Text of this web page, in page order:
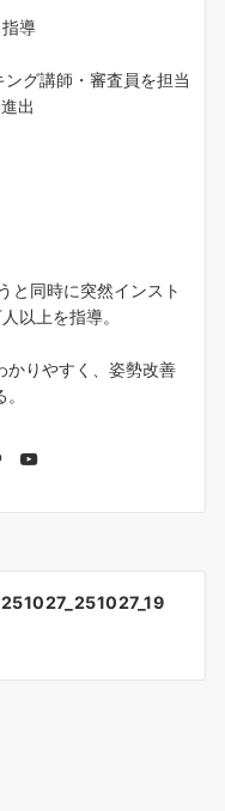
導
グ講師・審査員を担当
出
と同時に突然インスト
以上を指導。
かりやすく、姿勢改善